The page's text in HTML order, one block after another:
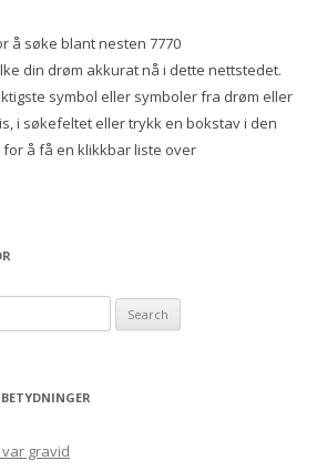
å søke blant nesten 7770
din drøm akkurat nå i dette nettstedet.
symbol eller symboler fra drøm eller
i søkefeltet eller trykk en bokstav i den
å få en klikkbar liste over
gravid